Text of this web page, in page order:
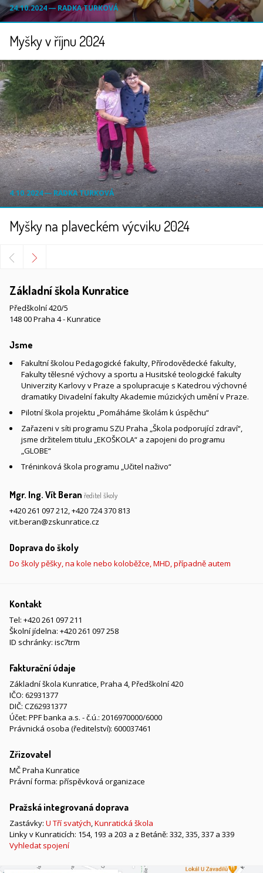
24.10.2024 ― RADKA TURKOVÁ
Myšky v říjnu 2024
4.10.2024 ― RADKA TURKOVÁ
Myšky na plaveckém výcviku 2024
Základní škola Kunratice
Předškolní 420/5
148 00 Praha 4 - Kunratice
Jsme
Fakultní školou Pedagogické fakulty, Přírodovědecké fakulty,
Fakulty tělesné výchovy a sportu a Husitské teologické fakulty
Univerzity Karlovy v Praze a spolupracuje s Katedrou výchovné
dramatiky Divadelní fakulty Akademie múzických umění v Praze.
Pilotní škola projektu „Pomáháme školám k úspěchu“
Zařazeni v síti programu SZU Praha „Škola podporující zdraví“,
jsme držitelem titulu „EKOŠKOLA“ a zapojeni do programu
„GLOBE“
Tréninková škola programu „Učitel naživo“
Mgr. Ing. Vít Beran ředitel školy
+420 261 097 212,+420 724 370 813
vit.beran@zskunratice.cz
Doprava do školy
Do školy pěšky, na kole nebo koloběžce, MHD, případně autem
Kontakt
Tel: +420 261 097 211
Školní jídelna: +420 261 097 258
ID schránky: isc7trm
Fakturační údaje
Základní škola Kunratice, Praha 4, Předškolní 420
IČO: 62931377
DIČ: CZ62931377
Účet: PPF banka a.s. - č.ú.: 2016970000/6000
Právnická osoba (ředitelství): 600037461
Zřizovatel
MČ Praha Kunratice
Právní forma: příspěvková organizace
Pražská integrovaná doprava
Zastávky: U Tří svatých,Kunratická škola
Linky v Kunraticích: 154, 193 a 203 a z Betáně: 332, 335, 337 a 339
Vyhledat spojení